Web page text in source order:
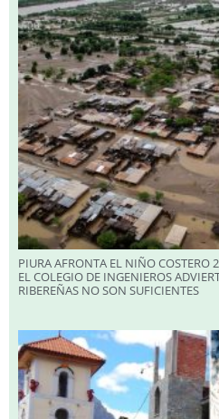
PIURA AFRONTA EL NIÑO COSTERO
EL COLEGIO DE INGENIEROS
RIBEREÑAS NO SON SUFICIENTES